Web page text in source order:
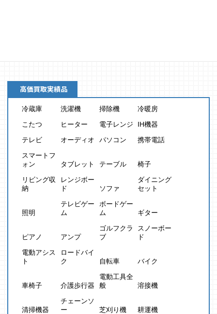
高価買取実績品
冷蔵庫 洗濯機 掃除機
冷暖房
こたつ
ヒーター 電子レンジ
IH機器
テレビ
オーディオ パソコン
携帯電話
スマートフ
ォン
タブレット テーブル
椅子
リビング収
納
レンジボー
ド
ソファ
ダイニング
セット
照明
テレビゲー
ム
ボードゲー
ム
ギター
ピアノ アンプ
ゴルフクラ
ブ
スノーボー
ド
電動アシス
ト
ロードバイ
ク
自転車 バイク
車椅子 介護歩行器
電動工具全
般
溶接機
清掃機器
チェーンソ
ー
芝刈り機
耕運機